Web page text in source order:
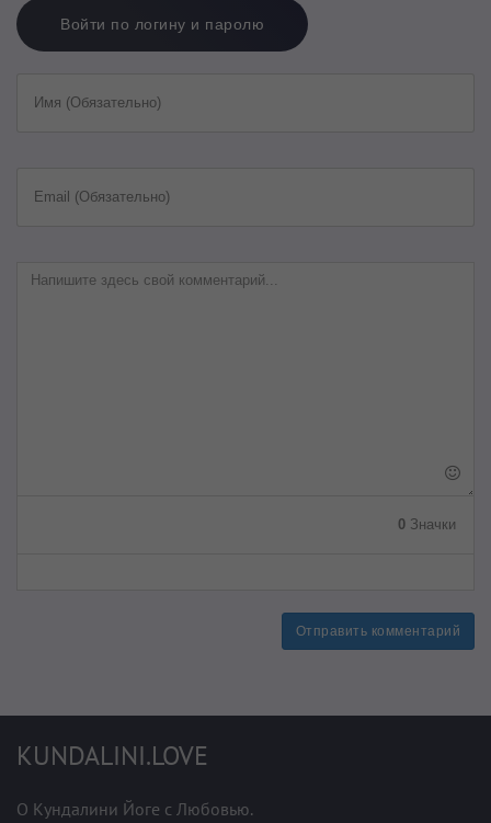
Войти по логину и паролю
Имя (Обязательно)
Email (Обязательно)
0 Значки
Отправить комментарий
KUNDALINI.LOVE
О Кундалини Йоге с Любовью.